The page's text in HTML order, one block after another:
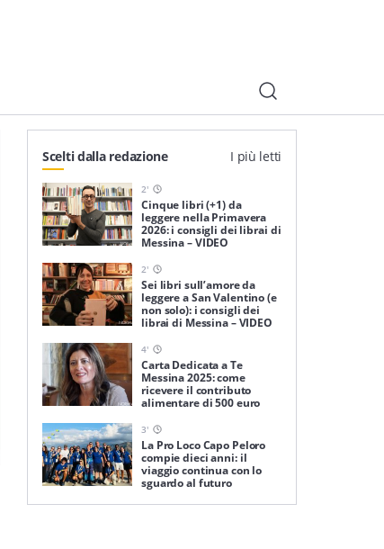
Scelti dalla redazione I più letti
2'
Cinque libri (+1) da
leggere nella Primavera
2026: i consigli dei librai di
Messina – VIDEO
2'
Sei libri sull’amore da
leggere a San Valentino (e
non solo): i consigli dei
librai di Messina – VIDEO
4'
Carta Dedicata a Te
Messina 2025: come
ricevere il contributo
alimentare di 500 euro
3'
La Pro Loco Capo Peloro
compie dieci anni: il
viaggio continua con lo
sguardo al futuro